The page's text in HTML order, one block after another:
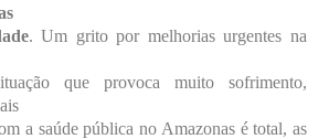
. Um grito por melhorias urgentes na
que provoca muito sofrimento,
a saúde pública no Amazonas é total, as